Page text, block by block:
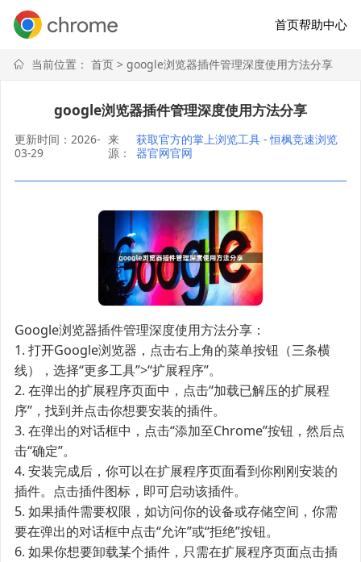
首页帮助中心
当前位置： 首页> google浏览器插件管理深度使用方法分享
google浏览器插件管理深度使用方法分享
更新时间：2026-
03-29
来
源：
获取官方的掌上浏览工具 - 恒枫竞速浏览
器官网官网
Google浏览器插件管理深度使用方法分享：
1. 打开Google浏览器，点击右上角的菜单按钮（三条横
线），选择“更多工具”>“扩展程序”。
2. 在弹出的扩展程序页面中，点击“加载已解压的扩展程
序”，找到并点击你想要安装的插件。
3. 在弹出的对话框中，点击“添加至Chrome”按钮，然后点
击“确定”。
4. 安装完成后，你可以在扩展程序页面看到你刚刚安装的
插件。点击插件图标，即可启动该插件。
5. 如果插件需要权限，如访问你的设备或存储空间，你需
要在弹出的对话框中点击“允许”或“拒绝”按钮。
6. 如果你想要卸载某个插件，只需在扩展程序页面点击插